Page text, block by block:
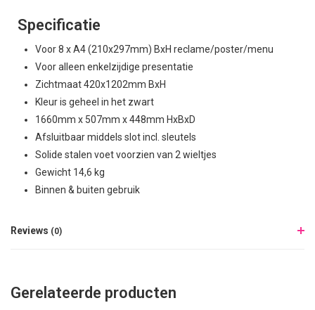
Specificatie
Voor 8 x A4 (210x297mm) BxH reclame/poster/menu
Voor alleen enkelzijdige presentatie
Zichtmaat 420x1202mm BxH
Kleur is geheel in het zwart
1660mm x 507mm x 448mm HxBxD
Afsluitbaar middels slot incl. sleutels
Solide stalen voet voorzien van 2 wieltjes
Gewicht 14,6 kg
Binnen & buiten gebruik
Reviews (0)
Gerelateerde producten